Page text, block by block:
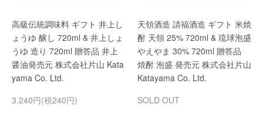
高級伝統調味料 ギフト 井上し
ょうゆ 醸し 720ml & 井上しょ
うゆ 造り 720ml 贈答品 井上
醤油発売元 株式会社片山 Kata
yama Co. Ltd.
3,240円(税240円)
天領酒造 請福酒造 ギフト 米焼
酎 天領 25% 720ml & 琉球泡盛
やえやま 30% 720ml 贈答品
焼酎 泡盛 発売元 株式会社片山
Katayama Co. Ltd.
SOLD OUT